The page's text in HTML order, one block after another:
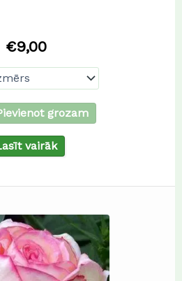
€9,00
grozam
vairāk